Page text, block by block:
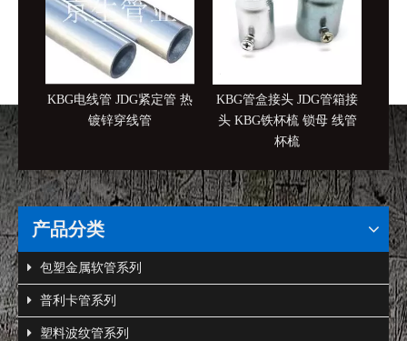
KBG电线管 JDG紧定管 热
镀锌穿线管
KBG管盒接头 JDG管箱接
头 KBG铁杯梳 锁母 线管
杯梳
缆
产品分类
包塑金属软管系列
普利卡管系列
塑料波纹管系列